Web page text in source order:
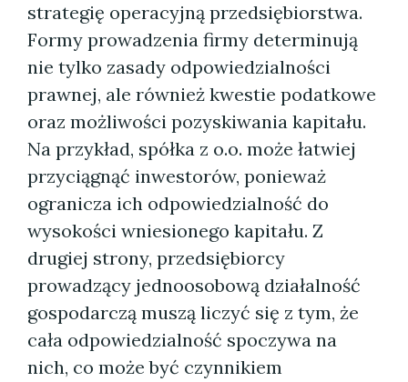
strategię operacyjną przedsiębiorstwa.
Formy prowadzenia firmy determinują
nie tylko zasady odpowiedzialności
prawnej, ale również kwestie podatkowe
oraz możliwości pozyskiwania kapitału.
Na przykład, spółka z o.o. może łatwiej
przyciągnąć inwestorów, ponieważ
ogranicza ich odpowiedzialność do
wysokości wniesionego kapitału. Z
drugiej strony, przedsiębiorcy
prowadzący jednoosobową działalność
gospodarczą muszą liczyć się z tym, że
cała odpowiedzialność spoczywa na
nich, co może być czynnikiem